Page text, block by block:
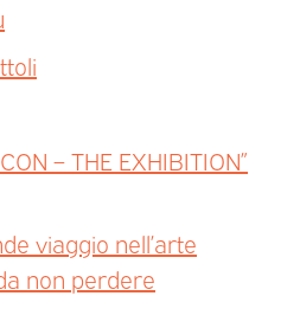
– THE EXHIBITION”
viaggio nell’arte
non perdere